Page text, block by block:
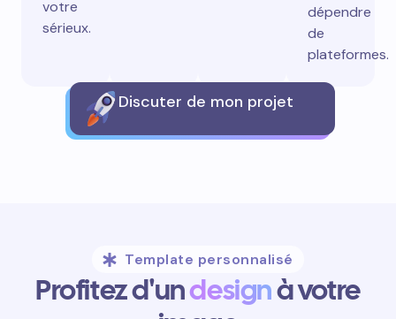
votre
sérieux.
dépendre
de
plateformes.
Discuter de mon projet
Template personnalisé
Profitez d'undesignà votre